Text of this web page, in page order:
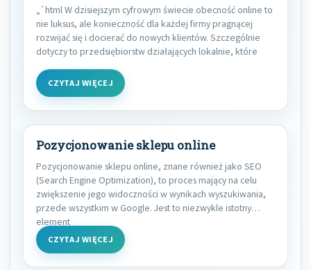
„`html W dzisiejszym cyfrowym świecie obecność online to
nie luksus, ale konieczność dla każdej firmy pragnącej
rozwijać się i docierać do nowych klientów. Szczególnie
dotyczy to przedsiębiorstw działających lokalnie, które
CZYTAJ WIĘCEJ
Pozycjonowanie sklepu online
Pozycjonowanie sklepu online, znane również jako SEO
(Search Engine Optimization), to proces mający na celu
zwiększenie jego widoczności w wynikach wyszukiwania,
przede wszystkim w Google. Jest to niezwykle istotny
element
CZYTAJ WIĘCEJ